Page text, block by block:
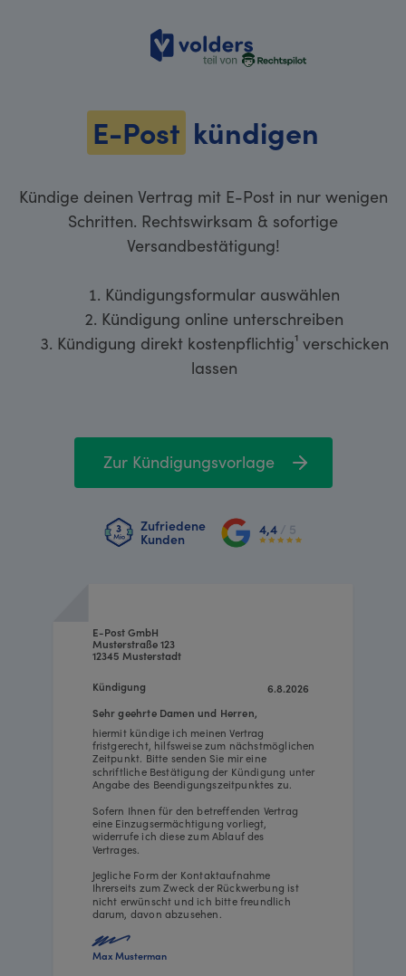
volders
E-Post kündigen
Kündige deinen Vertrag mit E-Post in nur wenigen
Schritten. Rechtswirksam & sofortige
Versandbestätigung!
Kündigungsformular auswählen
Kündigung online unterschreiben
Kündigung direkt kostenpflichtig¹ verschicken
lassen
Zur Kündigungsvorlage
Zufriedene
Kunden
4,4 / 5
6.8.2026
E-Post GmbH
Musterstraße 123
12345 Musterstadt
hiermit kündige ich meinen Vertrag
fristgerecht, hilfsweise zum nächstmöglichen
Zeitpunkt. Bitte senden Sie mir eine
schriftliche Bestätigung der Kündigung unter
Angabe des Beendigungszeitpunktes zu.
Sofern Ihnen für den betreffenden Vertrag
eine Einzugsermächtigung vorliegt,
widerrufe ich diese zum Ablauf des
Vertrages.
Jegliche Form der Kontaktaufnahme
Ihrerseits zum Zweck der Rückwerbung ist
nicht erwünscht und ich bitte freundlich
darum, davon abzusehen.
Sehr geehrte Damen und Herren,
Kündigung
Max Musterman